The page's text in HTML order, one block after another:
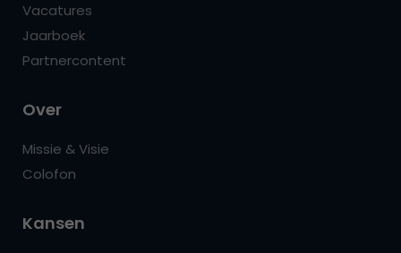
Vacatures
Jaarboek
Partnercontent
Over
Missie & Visie
Colofon
Kansen